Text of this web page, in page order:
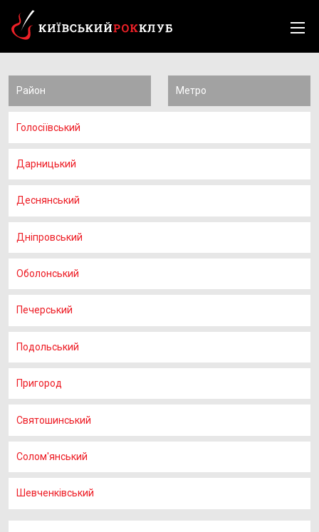
Район Метро
Голосіївський
Дарницький
Деснянський
Дніпровський
Оболонський
Печерський
Подольський
Пригород
Святошинський
Солом'янський
Шевченківський